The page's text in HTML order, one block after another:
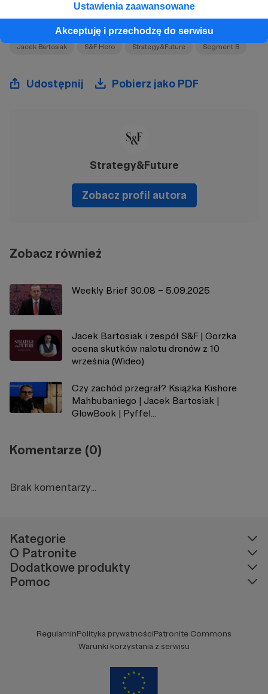
Ustawienia zaawansowane
Akceptuję i przechodzę do serwisu
Facebook|Instagram|Twitter|YouTube
Jacek Bartosiak S&F Hero Strategy&Future Segment B
Udostępnij Pobierz jako PDF
Strategy&Future
Zobacz profil autora
Zobacz również
Weekly Brief 30.08 – 5.09.2025
Jacek Bartosiak i zespół S&F | Gorzka
ocena skutków nalotu dronów z 10
września (Wideo)
Czy zachód przegrał? Książka Kishore
Mahbubaniego | Jacek Bartosiak |
GlowBook | Pyffel...
Komentarze (0)
Brak komentarzy...
Kategorie
O Patronite
Dodatkowe produkty
Pomoc
RegulaminPolityka prywatnościPatronite Commons
Warunki korzystania z serwisu